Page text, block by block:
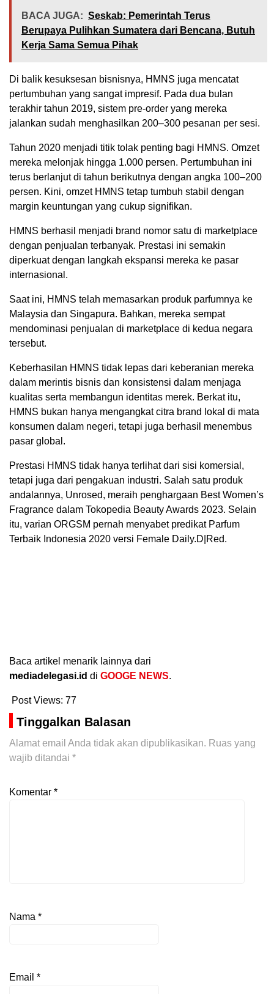
BACA JUGA: Seskab: Pemerintah Terus
Berupaya Pulihkan Sumatera dari Bencana, Butuh
Kerja Sama Semua Pihak
Di balik kesuksesan bisnisnya, HMNS juga mencatat
pertumbuhan yang sangat impresif. Pada dua bulan
terakhir tahun 2019, sistem pre-order yang mereka
jalankan sudah menghasilkan 200–300 pesanan per sesi.
Tahun 2020 menjadi titik tolak penting bagi HMNS. Omzet
mereka melonjak hingga 1.000 persen. Pertumbuhan ini
terus berlanjut di tahun berikutnya dengan angka 100–200
persen. Kini, omzet HMNS tetap tumbuh stabil dengan
margin keuntungan yang cukup signifikan.
HMNS berhasil menjadi brand nomor satu di marketplace
dengan penjualan terbanyak. Prestasi ini semakin
diperkuat dengan langkah ekspansi mereka ke pasar
internasional.
Saat ini, HMNS telah memasarkan produk parfumnya ke
Malaysia dan Singapura. Bahkan, mereka sempat
mendominasi penjualan di marketplace di kedua negara
tersebut.
Keberhasilan HMNS tidak lepas dari keberanian mereka
dalam merintis bisnis dan konsistensi dalam menjaga
kualitas serta membangun identitas merek. Berkat itu,
HMNS bukan hanya mengangkat citra brand lokal di mata
konsumen dalam negeri, tetapi juga berhasil menembus
pasar global.
Prestasi HMNS tidak hanya terlihat dari sisi komersial,
tetapi juga dari pengakuan industri. Salah satu produk
andalannya, Unrosed, meraih penghargaan Best Women’s
Fragrance dalam Tokopedia Beauty Awards 2023. Selain
itu, varian ORGSM pernah menyabet predikat Parfum
Terbaik Indonesia 2020 versi Female Daily.D|Red.
Baca artikel menarik lainnya dari
mediadelegasi.id di GOOGE NEWS.
Post Views: 77
Tinggalkan Balasan
Alamat email Anda tidak akan dipublikasikan. Ruas yang
wajib ditandai *
Komentar *
Nama *
Email *